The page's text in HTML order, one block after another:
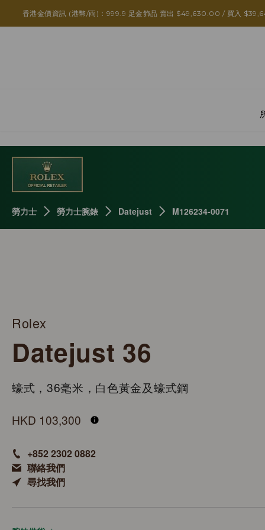
香港金價資訊 (港幣/両)：999.9 足金飾品 賣出 $49,630.00 / 買入
勞力士 勞力士腕錶 Datejust M126234-0071
Rolex
Datejust 36
蠔式，36毫米，白色黃金及蠔式鋼
HKD 103,300
+852 2302 0882
聯絡我們
尋找我們